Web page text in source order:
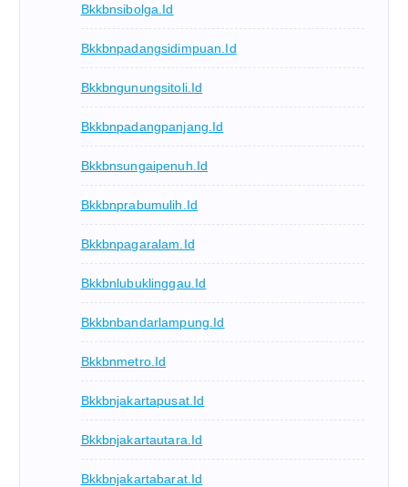
Bkkbnsibolga.id
Bkkbnpadangsidimpuan.id
Bkkbngunungsitoli.id
Bkkbnpadangpanjang.id
Bkkbnsungaipenuh.id
Bkkbnprabumulih.id
Bkkbnpagaralam.id
Bkkbnlubuklinggau.id
Bkkbnbandarlampung.id
Bkkbnmetro.id
Bkkbnjakartapusat.id
Bkkbnjakartautara.id
Bkkbnjakartabarat.id